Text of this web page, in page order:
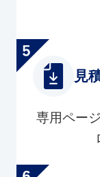
見
専用ペー